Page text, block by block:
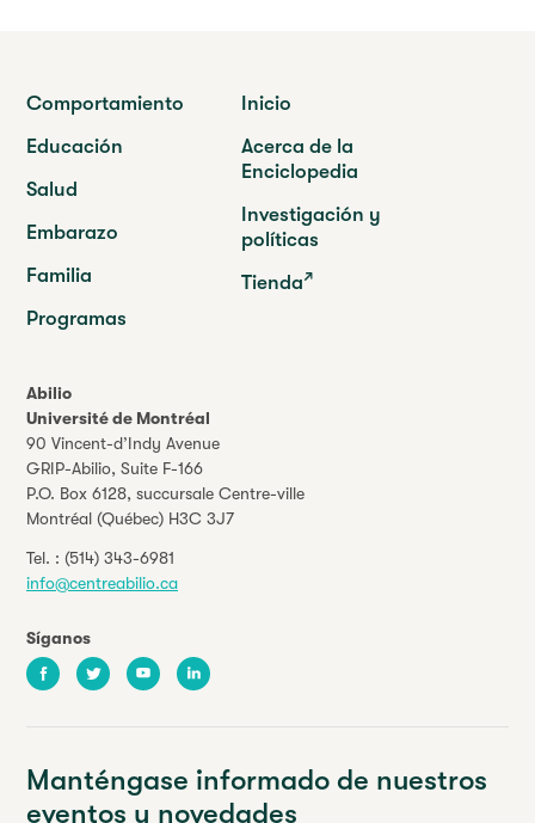
Abilio
Université de Montréal
90 Vincent-d’Indy Avenue
GRIP-Abilio, Suite F-166
P.O. Box 6128, succursale Centre-ville
Montréal (Québec) H3C 3J7
Tel. : (514) 343-6981
info@centreabilio.ca
Síganos
FacebookTwitter YoutubeLinkedIn
Comportamiento
Educación
Salud
Embarazo
Familia
Programas
Inicio
Acerca de la
Enciclopedia
Investigación y
políticas
Tienda
Manténgase informado de nuestros
eventos y novedades